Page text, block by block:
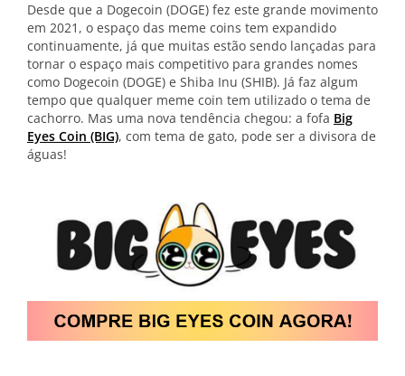
Desde que a Dogecoin (DOGE) fez este grande movimento
em 2021, o espaço das meme coins tem expandido
continuamente, já que muitas estão sendo lançadas para
tornar o espaço mais competitivo para grandes nomes
como Dogecoin (DOGE) e Shiba Inu (SHIB). Já faz algum
tempo que qualquer meme coin tem utilizado o tema de
cachorro. Mas uma nova tendência chegou: a fofa Big
Eyes Coin (BIG), com tema de gato, pode ser a divisora de
águas!